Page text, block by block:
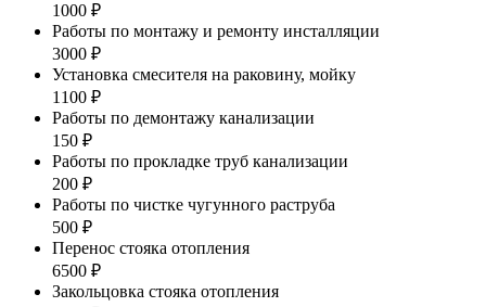
1000 ₽
Работы по монтажу и ремонту инсталляции
3000 ₽
Установка смесителя на раковину, мойку
1100 ₽
Работы по демонтажу канализации
150 ₽
Работы по прокладке труб канализации
200 ₽
Работы по чистке чугунного раструба
500 ₽
Перенос стояка отопления
6500 ₽
Закольцовка стояка отопления